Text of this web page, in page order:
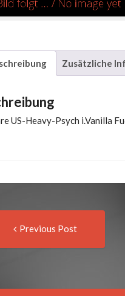
Zusätzliche
US-Heavy-Psych i.Vanilla
Previous Post